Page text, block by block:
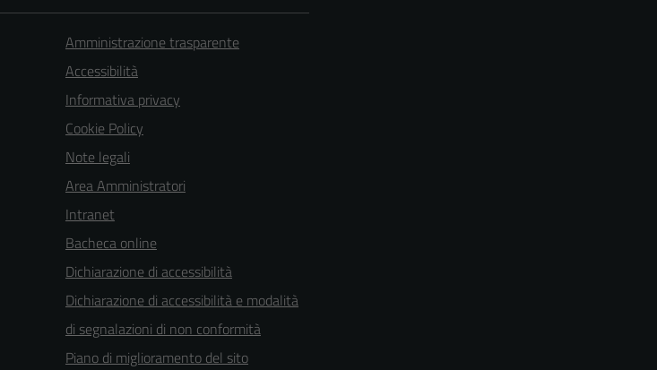
Amministrazione trasparente
Accessibilità
Informativa privacy
Cookie Policy
Note legali
Area Amministratori
Intranet
Bacheca online
Dichiarazione di accessibilità
Dichiarazione di accessibilità e modalità
di segnalazioni di non conformità
Piano di miglioramento del sito